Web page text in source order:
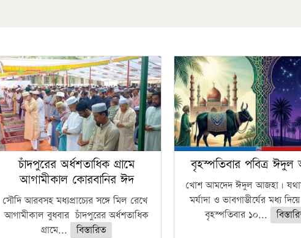
চাঁদপুরের অর্ধশতাধিক গ্রামে
আগামীকাল কোরবানির ঈদ
সৌদি আরবসহ মধ্যপ্রাচ্যের সঙ্গে মিল রেখে
আগামীকাল বুধবার চাঁদপুরের অর্ধশতাধিক
গ্রামে...
বিস্তারিত
বৃহস্পতিবার পবিত্র
খোশ আমদেদ ঈদুল আজহা।
মর্যাদা ও ভাবগাম্ভীর্যের মধ্য
বৃহস্পতিবার ১০...